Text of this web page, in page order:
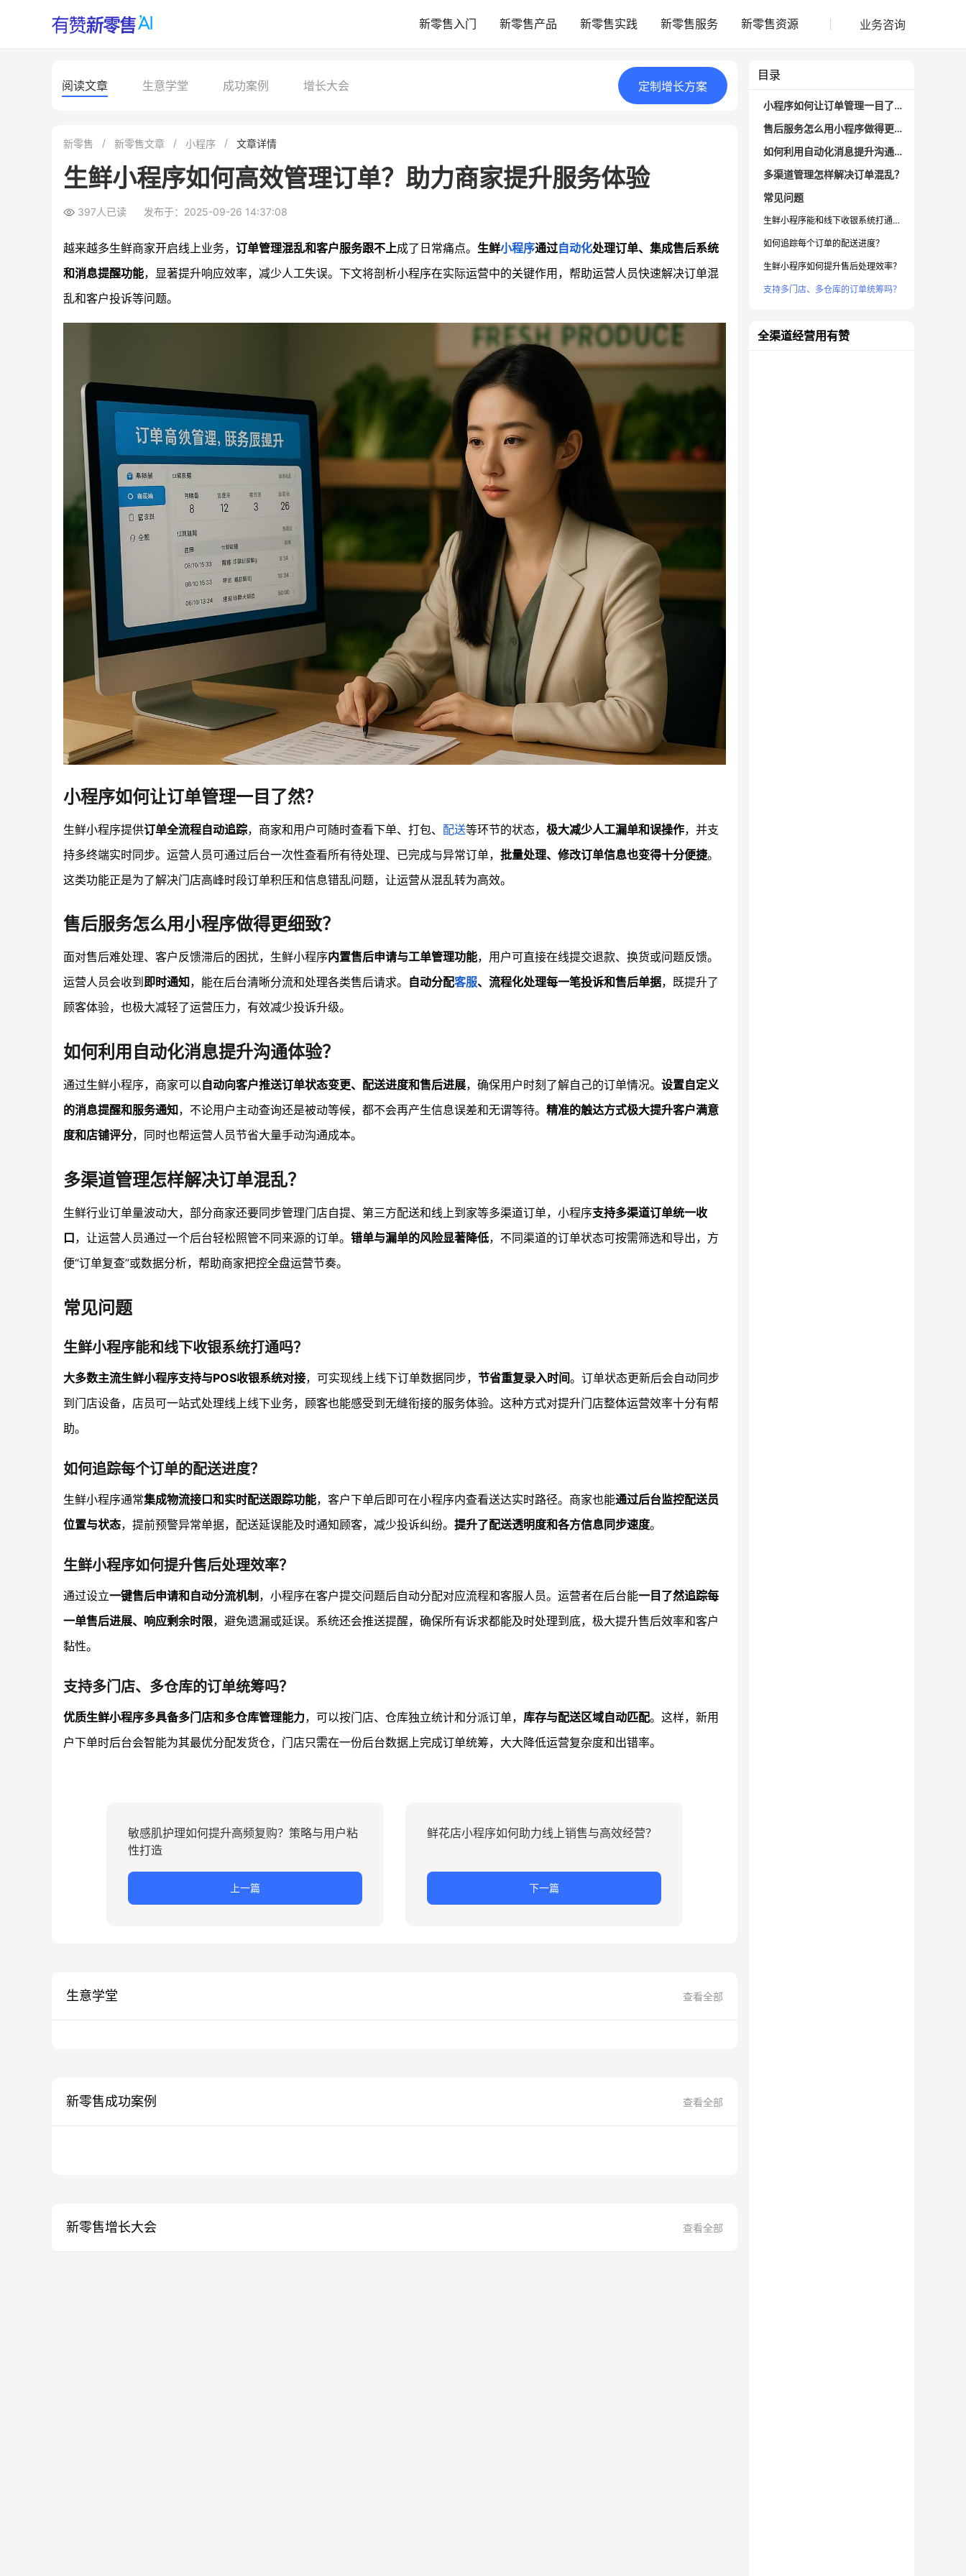
新零售入门 新零售产品 新零售实践 新零售服务 新零售资源 业务咨询
阅读文章 生意学堂 成功案例 增长大会 定制 增长方案
新零售 新零售文章 小程序 文章详情
生鲜小程序如何高效管理订单？助力商家提升服务体验
397人已读 发布于：2025-09-26 14:37:08
越来越多生鲜商家开启线上业务， 订单管理混乱和客户服务跟不上成了日常痛点。 生鲜小程序通过自动化处理订单、集成售后系统
和消息提醒功能，显著提升响应效率，减少人工失误。下文将剖析小程序在实际运营中的关键作用，帮助运营人员快速解决订单混
乱和客户投诉等问题。
小程序如何让订单管理一目了然？
生鲜小程序提供订单全流程自动追踪，商家和用户可随时查看下单、打包、 配送等环节的状态， 极大减少人工漏单和误操作，并支
持多终端实时同步。运营人员可通过后台一次性查看所有待处理、已完成与异常订单， 批量处理、修改订单信息也变得十分便捷。
这类功能正是为了解决门店高峰时段订单积压和信息错乱问题，让运营从混乱转为高效。
售后服务怎么用小程序做得更细致？
面对售后难处理、客户反馈滞后的困扰，生鲜小程序内置售后申请与工单管理功能，用户可直接在线提交退款、换货或问题反馈。
运营人员会收到 即时通知，能在后台清晰分流和处理各类售后请求。 自动分配客服、流程化处理每一笔投诉和售后单据，既提升了
顾客体验，也极大减轻了运营压力，有效减少投诉升级。
如何利用自动化消息提升沟通体验？
通过生鲜小程序，商家可以自动向客户推送订单状态变更、配送进度和售后进展，确保用户时刻了解自己的订单情况。 设置自定义
的消息提醒和服务通知，不论用户主动查询还是被动等候，都不会再产生信息误差和无谓等待。 精准的触达方式极大提升客户满意
度和店铺评分，同时也帮运营人员节省大量手动沟通成本。
多渠道管理怎样解决订单混乱？
生鲜行业订单量波动大，部分商家还要同步管理门店自提、第三方配送和线上到家等多渠道订单，小程序支持多渠道订单统一收
口，让运营人员通过一个后台轻松照管不同来源的订单。 错单与漏单的风险显著降低，不同渠道的订单状态可按需筛选和导出，方
便“订单复查”或数据分析，帮助商家把控全盘运营节奏。
常见问题
生鲜小程序能和线下收银系统打通吗？
大多数主流生鲜小程序支持与POS收银系统对接，可实现线上线下订单数据同步， 节省重复录入时间。订单状态更新后会自动同步
到门店设备，店员可一站式处理线上线下业务，顾客也能感受到无缝衔接的服务体验。这种方式对提升门店整体运营效率十分有帮
助。
如何追踪每个订单的配送进度？
生鲜小程序通常集成物流接口和实时配送跟踪功能，客户下单后即可在小程序内查看送达实时路径。商家也能通过后台监控配送员
位置与状态，提前预警异常单据，配送延误能及时通知顾客，减少投诉纠纷。 提升了配送透明度和各方信息同步速度。
生鲜小程序如何提升售后处理效率？
通过设立一键售后申请和自动分流机制 ，小程序在客户提交问题后自动分配对应流程和客服人员。运营者在后台能一目了然追踪每
一单售后进展、响应剩余时限，避免遗漏或延误。系统还会推送提醒，确保所有诉求都能及时处理到底，极大提升售后效率和客户
黏性。
支持多门店、多仓库的订单统筹吗？
优质生鲜小程序多具备多门店和多仓库管理能力，可以按门店、仓库独立统计和分派订单， 库存与配送区域自动匹配。这样，新用
户下单时后台会智能为其最优分配发货仓，门店只需在一份后台数据上完成订单统筹，大大降低运营复杂度和出错率。
敏感肌护理如何提升高频复购？策略与用户粘
性打造
上一篇
鲜花店小程序如何助力线上销售与高效经营？
下一篇
生意学堂 查看全部
新零售成功案例 查看全部
新零售增长大会 查看全部
目录
小程序如何让订单管理一目了然？
售后服务怎么用小程序做得更细致？
如何利用自动化消息提升沟通体验？
多渠道管理怎样解决订单混乱？
常见问题
生鲜小程序能和线下收银系统打通吗？
如何追踪每个订单的配送进度？
生鲜小程序如何提升售后处理效率？
支持多门店、多仓库的订单统筹吗？
全渠道经营用有赞